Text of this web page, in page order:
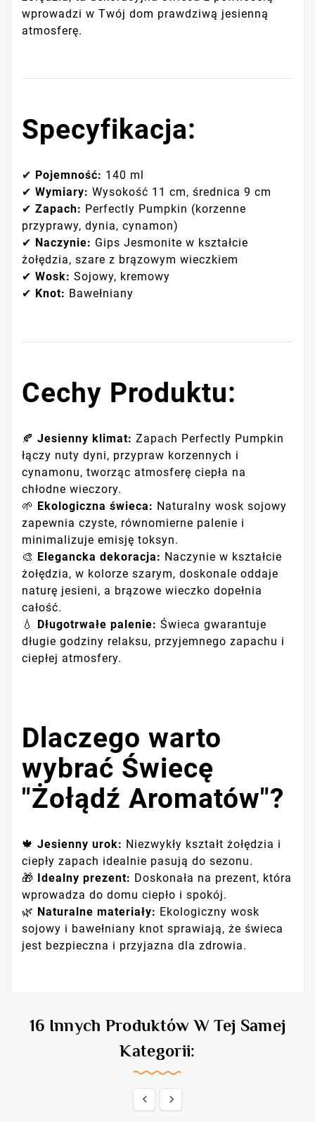
wprowadzi w Twój dom prawdziwą jesienną
atmosferę.
Specyfikacja:
✔ Pojemność: 140 ml
✔ Wymiary: Wysokość 11 cm, średnica 9 cm
✔ Zapach: Perfectly Pumpkin (korzenne
przyprawy, dynia, cynamon)
✔ Naczynie: Gips Jesmonite w kształcie
żołędzia, szare z brązowym wieczkiem
✔ Wosk: Sojowy, kremowy
✔ Knot: Bawełniany
Cechy Produktu:
🍂 Jesienny klimat: Zapach Perfectly Pumpkin
łączy nuty dyni, przypraw korzennych i
cynamonu, tworząc atmosferę ciepła na
chłodne wieczory.
🌱 Ekologiczna świeca: Naturalny wosk sojowy
zapewnia czyste, równomierne palenie i
minimalizuje emisję toksyn.
🎨 Elegancka dekoracja: Naczynie w kształcie
żołędzia, w kolorze szarym, doskonale oddaje
naturę jesieni, a brązowe wieczko dopełnia
całość.
💧
Długotrwałe palenie: Świeca gwarantuje
długie godziny relaksu, przyjemnego zapachu i
ciepłej atmosfery.
Dlaczego warto
wybrać Świecę
"Żołądź Aromatów"?
🍁 Jesienny urok: Niezwykły kształt żołędzia i
ciepły zapach idealnie pasują do sezonu.
🎁 Idealny prezent: Doskonała na prezent, która
wprowadza do domu ciepło i spokój.
🌿 Naturalne materiały: Ekologiczny wosk
sojowy i bawełniany knot sprawiają, że świeca
jest bezpieczna i przyjazna dla zdrowia.
16 Innych Produktów W Tej Samej
Kategorii:
 